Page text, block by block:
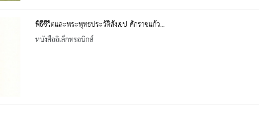
พิธีชีวิตและพระพุทธประวัติสังเขป ศักราชแก้ว...
หนังสืออิเล็กทรอนิกส์